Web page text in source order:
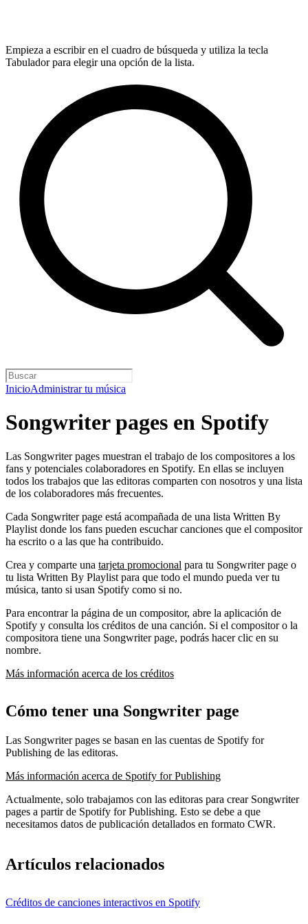
Empieza a escribir en el cuadro de búsqueda y utiliza la tecla
Tabulador para elegir una opción de la lista.
InicioAdministrar tu música
Songwriter pages en Spotify
Las Songwriter pages muestran el trabajo de los compositores a los
fans y potenciales colaboradores en Spotify. En ellas se incluyen
todos los trabajos que las editoras comparten con nosotros y una lista
de los colaboradores más frecuentes.
Cada Songwriter page está acompañada de una lista Written By
Playlist donde los fans pueden escuchar canciones que el compositor
ha escrito o a las que ha contribuido.
Crea y comparte una tarjeta promocional para tu Songwriter page o
tu lista Written By Playlist para que todo el mundo pueda ver tu
música, tanto si usan Spotify como si no.
Para encontrar la página de un compositor, abre la aplicación de
Spotify y consulta los créditos de una canción. Si el compositor o la
compositora tiene una Songwriter page, podrás hacer clic en su
nombre.
Más información acerca de los créditos
Cómo tener una Songwriter page
Las Songwriter pages se basan en las cuentas de Spotify for
Publishing de las editoras.
Más información acerca de Spotify for Publishing
Actualmente, solo trabajamos con las editoras para crear Songwriter
pages a partir de Spotify for Publishing. Esto se debe a que
necesitamos datos de publicación detallados en formato CWR.
Artículos relacionados
Créditos de canciones interactivos en Spotify